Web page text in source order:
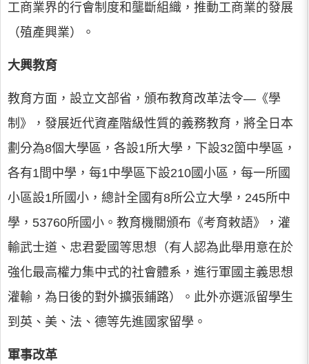
工商業界的行會制度和壟斷組織，推動工商業的發展
（殖產興業）。
大興教育
教育方面，設立文部省，頒布教育改革法令—《學
制》，發展近代資產階級性質的義務教育，將全日本
劃分為8個大學區，各設1所大學，下設32箇中學區，
各有1間中學，每1中學區下設210國小區，每一所國
小區設1所國小，總計全國有8所公立大學，245所中
學，53760所國小。教育機關頒布《考育敕語》，灌
輸武士道、忠君愛國等思想（有人認為此舉用意在於
強化最高權力集中式的社會體系，進行軍國主義思想
灌輸，為日後的對外擴張鋪路）。此外亦選派留學生
到英、美、法、德等先進國家留學。
軍事改革